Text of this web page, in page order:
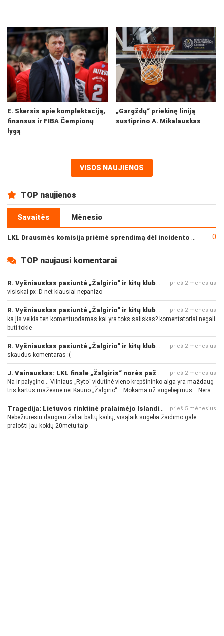
E. Skersis apie komplektaciją,
finansus ir FIBA Čempionų
lygą
„Gargždų“ priekinę liniją
sustiprino A. Mikalauskas
VISOS NAUJIENOS
TOP naujienos
Savaitės Mėnesio
LKL Drausmės komisija priėmė sprendimą dėl incidento po „Neptūno“ ir „Juventus“ rungtynių 0
TOP naujausi komentarai
R. Vyšniauskas pasiuntė „Žalgirio“ ir kitų klubų fanus prieš 2 mėnesius
visiskai px :D net kiausiai nepanizo
R. Vyšniauskas pasiuntė „Žalgirio“ ir kitų klubų fanus prieš 2 mėnesius
ka jis veikia ten komentuodamas kai yra toks saliskas? komentatoriai negali
buti tokie
R. Vyšniauskas pasiuntė „Žalgirio“ ir kitų klubų fanus prieš 2 mėnesius
skaudus komentaras :(
J. Vainauskas: LKL finale „Žalgiris“ norės pažeminti „Rytą“ prieš 2 mėnesius
Na ir palygino... Vilniaus „Ryto“ vidutinė vieno krepšininko alga yra maždaug
tris kartus mažesnė nei Kauno „Žalgirio“... Mokama už sugebėjimus... Nėra
pinigų - nėra gerų žaidėjų...
Tragedija: Lietuvos rinktinė pralaimėjo Islandijai prieš 5 mėnesius
Nebežiūrėsiu daugiau žaliai baltų kailių, visąlaik sugeba žaidimo gale
pralošti jau kokių 20metų taip